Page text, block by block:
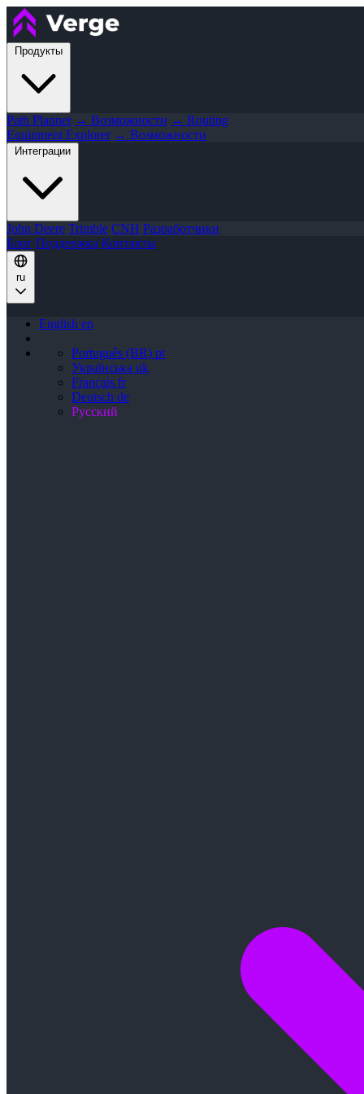
Продукты
Path Planner → Возможности → Routing
Equipment Explorer → Возможности
Интеграции
John Deere Trimble CNH Разработчики
Блог Поддержка Контакты
ru
English en
Português (BR) pt
Українська uk
Français fr
Deutsch de
Русский